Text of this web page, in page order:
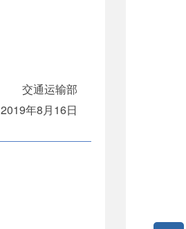
交通运输部
2019年8月16日